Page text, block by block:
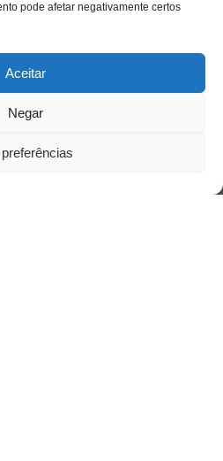
pode afetar negativamente certos
Aceitar
Negar